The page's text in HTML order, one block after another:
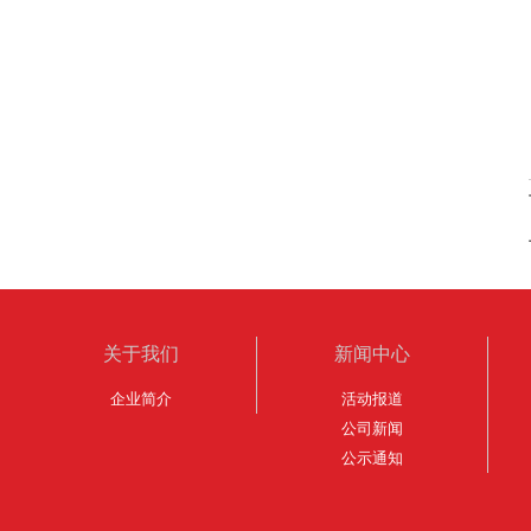
关于我们
企业简介
新闻中心
活动报道
公司新闻
公示通知